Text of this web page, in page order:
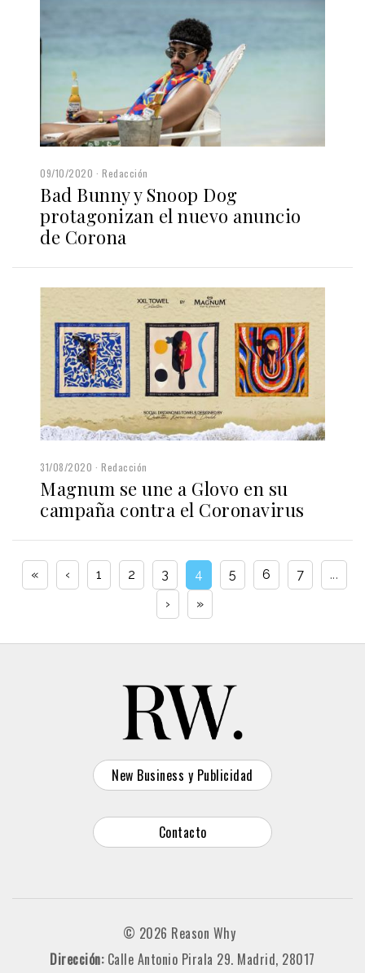
09/10/2020 Redacción
Bad Bunny y Snoop Dog
protagonizan el nuevo anuncio
de Corona
31/08/2020 Redacción
Magnum se une a Glovo en su
campaña contra el Coronavirus
« ‹ 1 2 3 4 5 6 7
...
›
»
New Business y Publicidad
Contacto
© 2026 Reason Why
Dirección: Calle Antonio Pirala 29. Madrid, 28017